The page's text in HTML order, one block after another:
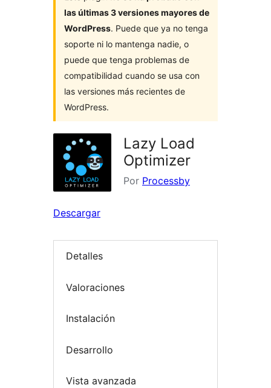
las últimas 3 versiones mayores de
WordPress. Puede que ya no tenga
soporte ni lo mantenga nadie, o
puede que tenga problemas de
compatibilidad cuando se usa con
las versiones más recientes de
WordPress.
Lazy Load
Optimizer
Por Processby
Descargar
Detalles
Valoraciones
Instalación
Desarrollo
Vista avanzada